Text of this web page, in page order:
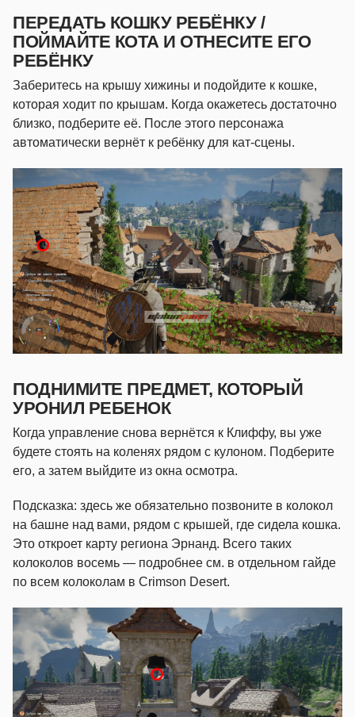
ПЕРЕДАТЬ КОШКУ РЕБЁНКУ /
ПОЙМАЙТЕ КОТА И ОТНЕСИТЕ ЕГО
РЕБЁНКУ
Заберитесь на крышу хижины и подойдите к кошке,
которая ходит по крышам. Когда окажетесь достаточно
близко, подберите её. После этого персонажа
автоматически вернёт к ребёнку для кат-сцены.
ПОДНИМИТЕ ПРЕДМЕТ, КОТОРЫЙ
УРОНИЛ РЕБЕНОК
Когда управление снова вернётся к Клиффу, вы уже
будете стоять на коленях рядом с кулоном. Подберите
его, а затем выйдите из окна осмотра.
Подсказка: здесь же обязательно позвоните в колокол
на башне над вами, рядом с крышей, где сидела кошка.
Это откроет карту региона Эрнанд. Всего таких
колоколов восемь — подробнее см. в отдельном гайде
по всем колоколам в Crimson Desert.